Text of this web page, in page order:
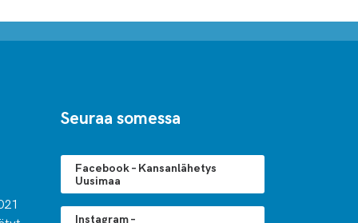
Seuraa somessa
Facebook – Kansanlähetys
Uusimaa
Instagram –